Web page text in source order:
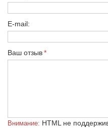
E-mail:
Ваш отзыв
Внимание: HTML не